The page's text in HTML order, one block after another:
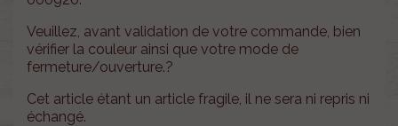
Veuillez, avant validation de votre commande, bien
vérifier la couleur ainsi que votre mode de
fermeture/ouverture.?
Cet article étant un article fragile, il ne sera ni repris ni
échangé.